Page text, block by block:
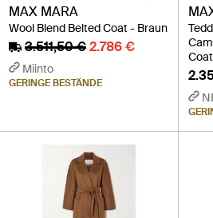
MAX MARA
Wool Blend Belted Coat - Braun
3.511,50 €2.786 €
Miinto
GERINGE BESTÄNDE